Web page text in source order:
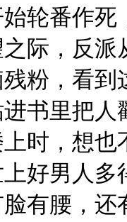
轮番作死
际，反
粉，看
书里把人
时，想也
好男人
有腰，